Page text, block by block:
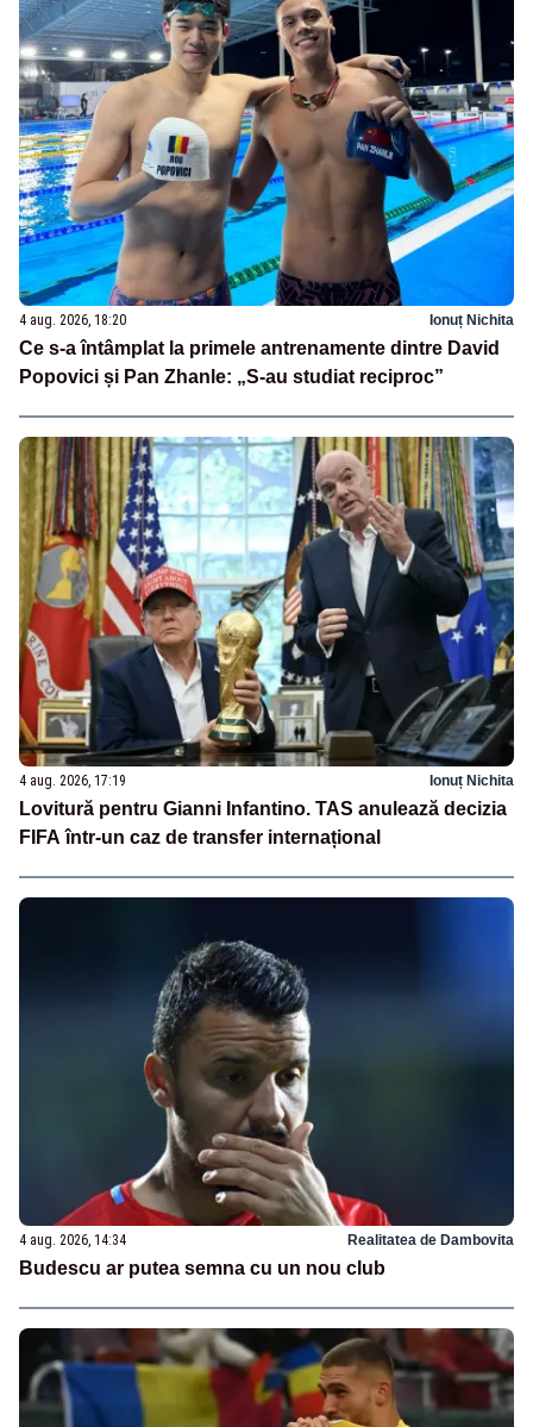
4 aug. 2026, 18:20 Ionuț Nichita
Ce s-a întâmplat la primele antrenamente dintre David
Popovici și Pan Zhanle: „S-au studiat reciproc”
4 aug. 2026, 17:19 Ionuț Nichita
Lovitură pentru Gianni Infantino. TAS anulează decizia
FIFA într-un caz de transfer internațional
4 aug. 2026, 14:34 Realitatea de Dambovita
Budescu ar putea semna cu un nou club